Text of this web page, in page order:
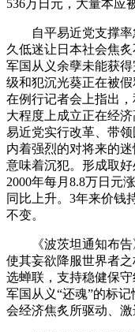
536万日元，大量本应
自平易近党支撑率
久低迷让日本社会焦
军国从义余孽未能获
级和犯沉光葵正在被
在例行记者会上指出
大程度上成立正在经
易近党实行改革、带
内着强烈的对将来的
意味着沉犯。形成取
2000年每月8.8万日元
同比上升。3年来价钱
不变。
《波茨坦通知布告
使其妄欲降服世界者
选蝉联，支持稳健保
军国从义“还魂”的标
会经济焦炙所驱动、